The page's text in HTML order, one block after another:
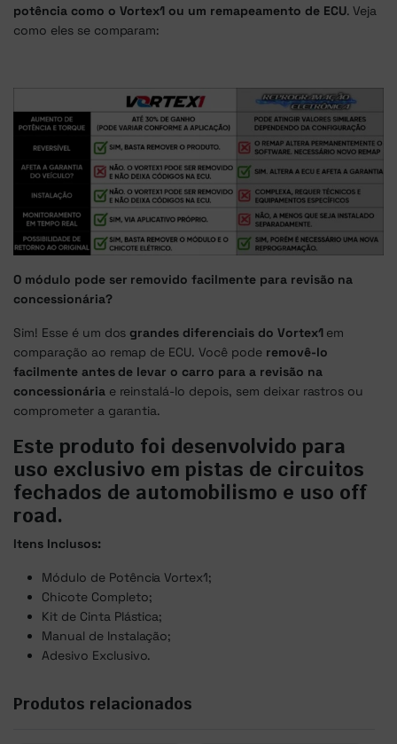
potência como o Vortex1 ou um remapeamento de ECU. Veja
como eles se comparam:
O módulo pode ser removido facilmente para revisão na
concessionária?
Sim! Esse é um dos grandes diferenciais do Vortex1em
comparação ao remap de ECU. Você pode removê-lo
facilmente antes de levar o carro para a revisão na
concessionáriae reinstalá-lo depois, sem deixar rastros ou
comprometer a garantia.
Este produto foi desenvolvido para
uso exclusivo em pistas de circuitos
fechados de automobilismo e uso off
road.
Itens Inclusos:
Módulo de Potência Vortex1;
Chicote Completo;
Kit de Cinta Plástica;
Manual de Instalação;
Adesivo Exclusivo.
Produtos relacionados